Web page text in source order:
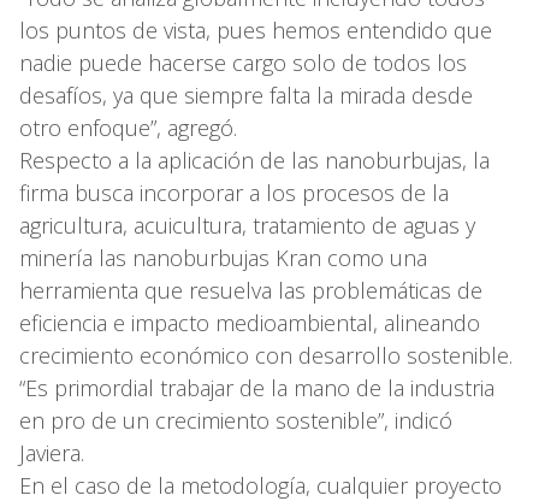
los puntos de vista, pues hemos entendido que
nadie puede hacerse cargo solo de todos los
desafíos, ya que siempre falta la mirada desde
otro enfoque”, agregó.
Respecto a la aplicación de las nanoburbujas, la
firma busca incorporar a los procesos de la
agricultura, acuicultura, tratamiento de aguas y
minería las nanoburbujas Kran como una
herramienta que resuelva las problemáticas de
eficiencia e impacto medioambiental, alineando
crecimiento económico con desarrollo sostenible.
“Es primordial trabajar de la mano de la industria
en pro de un crecimiento sostenible”, indicó
Javiera.
En el caso de la metodología, cualquier proyecto